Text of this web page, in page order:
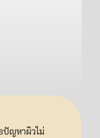
ปัญหาผิวไม่